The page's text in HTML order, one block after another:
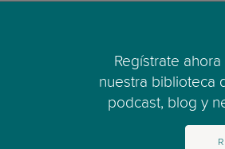
qué implica. Considera
Te conviertes no
exámenes y proyectos de tu
Regístrate
nuestra biblioteca
podcast, blog y